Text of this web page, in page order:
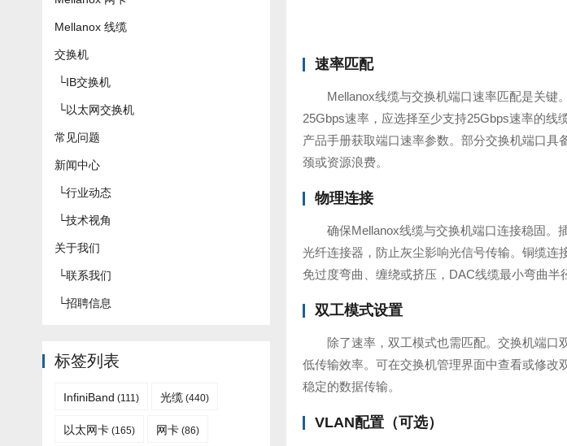
速率匹配
Mellanox线缆与交换机端口速率匹配是关键
25Gbps速率，应选择至少支持25Gbps速率的
产品手册获取端口速率参数。部分交换机端口
颈或资源浪费。
物理连接
确保Mellanox线缆与交换机端口连接稳固。
光纤连接器，防止灰尘影响光信号传输。铜缆连
免过度弯曲、缠绕或挤压，DAC线缆最小弯曲半
双工模式设置
除了速率，双工模式也需匹配。交换机端口
低传输效率。可在交换机管理界面中查看或修改
稳定的数据传输。
VLAN配置（可选）
Mellanox 线缆
交换机
└IB交换机
└以太网交换机
常见问题
新闻中心
└行业动态
└技术视角
关于我们
└联系我们
└招聘信息
标签列表
InfiniBand (111) 光缆 (440)
以太网卡 (165) 网卡 (86)